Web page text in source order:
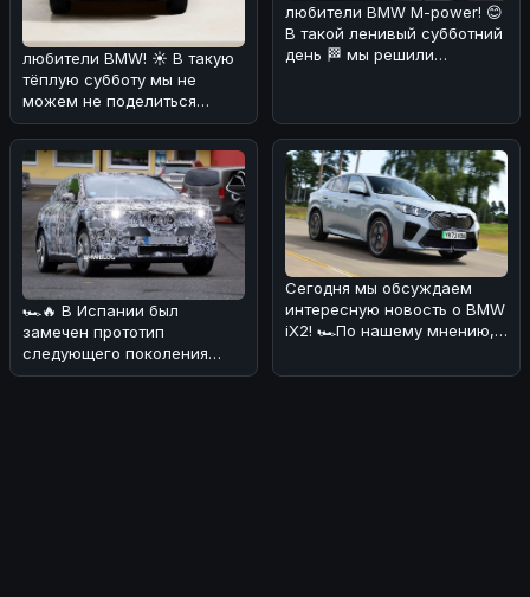
любители BMW! ☀️ В такую
тёплую субботу мы не
можем не поделиться
интересной новостью. По
слухам, эл
любители BMW M-power! 😊
В такой ленивый субботний
день 🏁 мы решили
🏎🔥 В Испании был
замечен прототип
следующего поколения
BMW iX1, который уже
Сегодня мы обсуждаем
интересную новость о BMW
iX2! 🏎По нашему мнению,
пр